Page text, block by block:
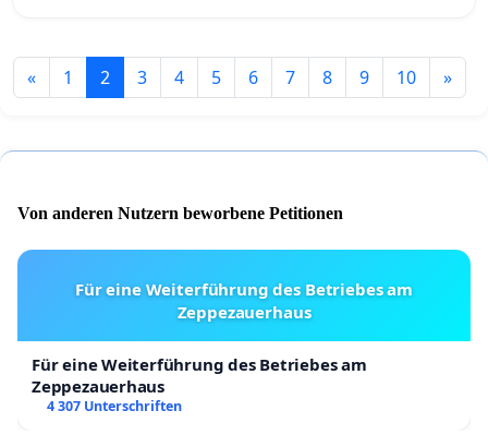
« 1 2 3 4 5 6 7 8 9 10 »
Von anderen Nutzern beworbene Petitionen
Für eine Weiterführung des Betriebes am
Zeppezauerhaus
Für eine Weiterführung des Betriebes am
Zeppezauerhaus
4 307 Unterschriften